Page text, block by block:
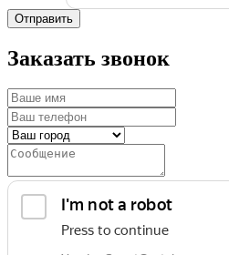
Отправить
Заказать звонок